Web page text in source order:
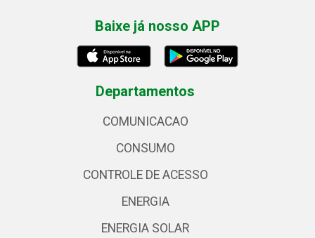
Baixe já nosso APP
Departamentos
COMUNICACAO
CONSUMO
CONTROLE DE ACESSO
ENERGIA
ENERGIA SOLAR